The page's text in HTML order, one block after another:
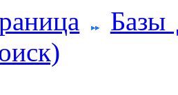
Базы